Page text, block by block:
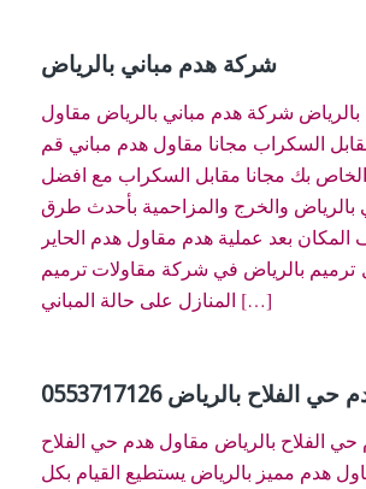
شركة هدم مباني بالرياض
شركة هدم مباني بالرياض مقاول
السكراب مجانا مقاول هدم مباني قم
الخاص بك مجانا مقابل السكراب مع افضل
والخرج والمزاحمية بأحدث طرق
المكان بعد عملية هدم مقاول هدم الحاير
بالرياض في شركة مقاولات ترميم
المنازل على حالة المباني […]
الفلاح بالرياض 0553717126
الفلاح بالرياض مقاول هدم حي الفلاح
هدم مميز بالرياض يستطيع القيام بكل